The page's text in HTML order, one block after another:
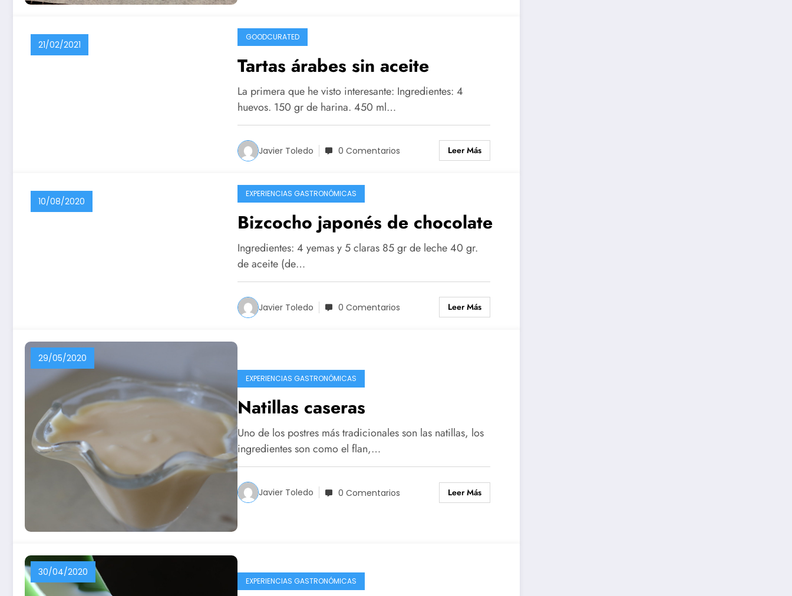
21/02/2021
GOODCURATED
Tartas árabes sin aceite
La primera que he visto interesante: Ingredientes: 4
huevos. 150 gr de harina. 450 ml…
Javier Toledo 0 Comentarios Leer Más
10/08/2020
EXPERIENCIAS GASTRONÓMICAS
Bizcocho japonés de chocolate
Ingredientes: 4 yemas y 5 claras 85 gr de leche 40 gr.
de aceite (de…
Javier Toledo 0 Comentarios Leer Más
29/05/2020
EXPERIENCIAS GASTRONÓMICAS
Natillas caseras
Uno de los postres más tradicionales son las natillas, los
ingredientes son como el flan,…
Javier Toledo 0 Comentarios Leer Más
30/04/2020
EXPERIENCIAS GASTRONÓMICAS